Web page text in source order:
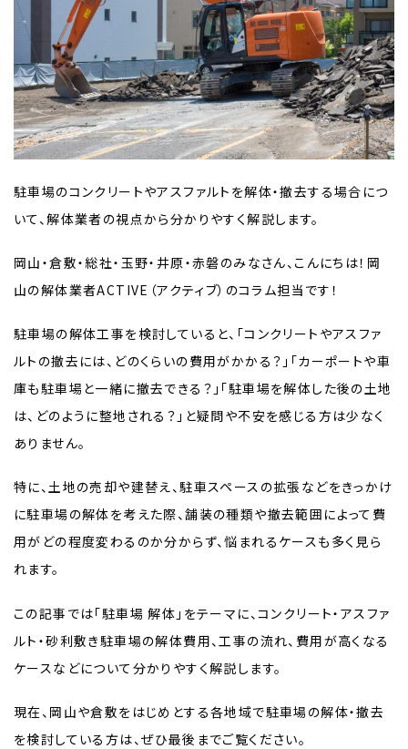
駐車場のコンクリートやアスファルトを解体・撤去する場合につ
いて、解体業者の視点から分かりやすく解説します。
岡山・倉敷・総社・玉野・井原・赤磐のみなさん、こんにちは！岡
山の解体業者ACTIVE（アクティブ）のコラム担当です！
駐車場の解体工事を検討していると、「コンクリートやアスファ
ルトの撤去には、どのくらいの費用がかかる？」「カーポートや車
庫も駐車場と一緒に撤去できる？」「駐車場を解体した後の土地
は、どのように整地される？」と疑問や不安を感じる方は少なく
ありません。
特に、土地の売却や建替え、駐車スペースの拡張などをきっかけ
に駐車場の解体を考えた際、舗装の種類や撤去範囲によって費
用がどの程度変わるのか分からず、悩まれるケースも多く見ら
れます。
この記事では「駐車場 解体」をテーマに、コンクリート・アスファ
ルト・砂利敷き駐車場の解体費用、工事の流れ、費用が高くなる
ケースなどについて分かりやすく解説します。
現在、岡山や倉敷をはじめとする各地域で駐車場の解体・撤去
を検討している方は、ぜひ最後までご覧ください。